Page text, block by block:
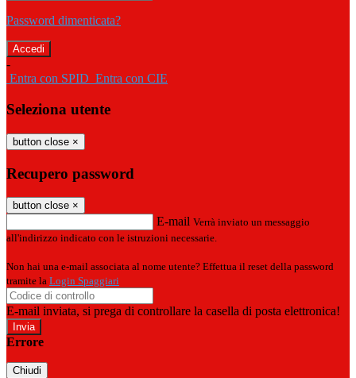
Password dimenticata?
-
Entra con SPID Entra con CIE
Seleziona utente
button close ×
Recupero password
button close ×
E-mail Verrà inviato un messaggio
all'indirizzo indicato con le istruzioni necessarie.
Non hai una e-mail associata al nome utente? Effettua il reset della password
tramite la Login Spaggiari
E-mail inviata, si prega di controllare la casella di posta elettronica!
Errore
Chiudi